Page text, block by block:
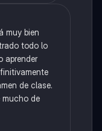
muy bien
todo lo
aprender
de clase.
mucho de